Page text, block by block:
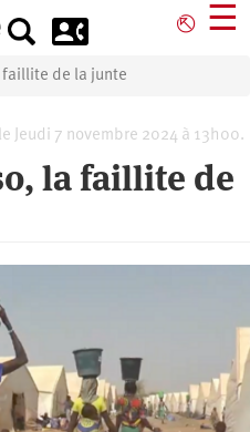
⎋ ☰
faillite de la junte
Jeudi 7 novembre 2024 à 13h00.
la faillite de